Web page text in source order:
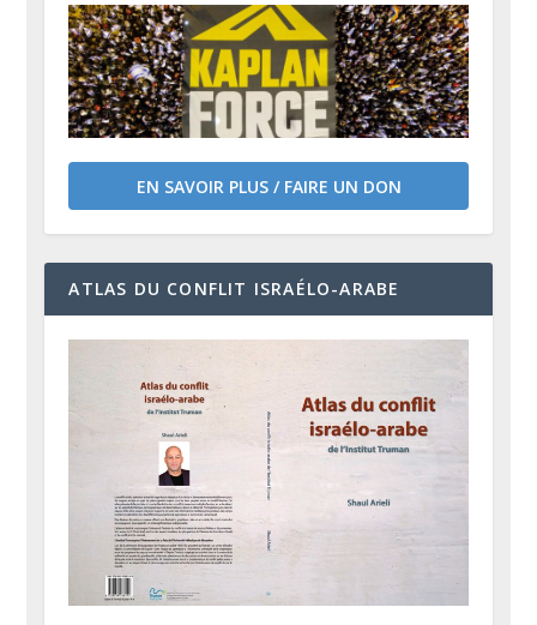
EN SAVOIR PLUS / FAIRE UN DON
ATLAS DU CONFLIT ISRAÉLO-ARABE